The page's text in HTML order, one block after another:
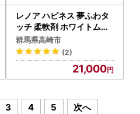
レノア ハピネス 夢ふわタ
ッチ 柔軟剤 ホワイトムス
ク 詰め替え 超特大 1,285
mL×6個
群馬県高崎市
(2)
21,000
3 4 5 次へ